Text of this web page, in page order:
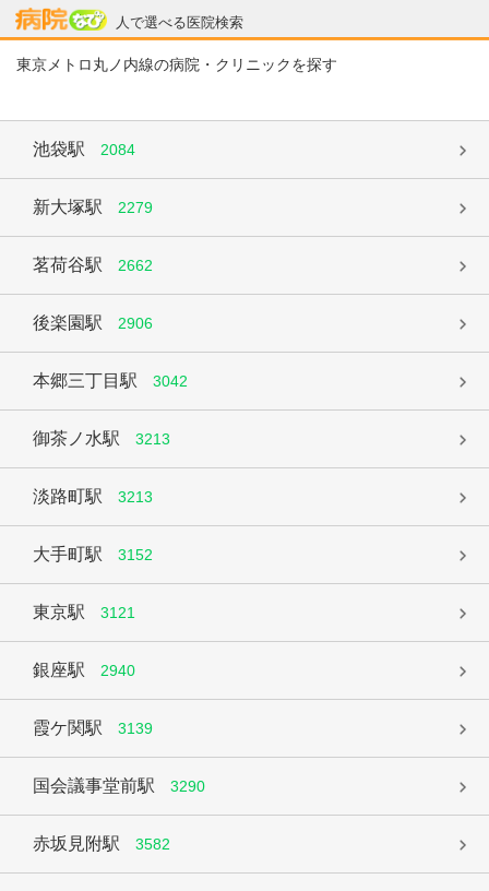
人で選べる医院検索
病院なび
東京メトロ丸ノ内線の病院・クリニックを探す
池袋駅 2084
新大塚駅 2279
茗荷谷駅 2662
後楽園駅 2906
本郷三丁目駅 3042
御茶ノ水駅 3213
淡路町駅 3213
大手町駅 3152
東京駅 3121
銀座駅 2940
霞ケ関駅 3139
国会議事堂前駅 3290
赤坂見附駅 3582